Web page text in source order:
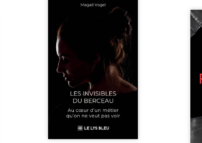
Qui prend soin de celles et
ceux auxquels nous confions
nos enfants ? Derrière la
douceur apparente des
maisons d’accueil se joue une
réalité que nul ne soupçonne :
rémunérations dérisoires,
solitude, épuisement,
responsabilités écrasantes… À
travers des témoignages
saisissants et sa propre
expérience, Magali Vogel lève
le voile sur les coulisses d’une ...
ce
être
une